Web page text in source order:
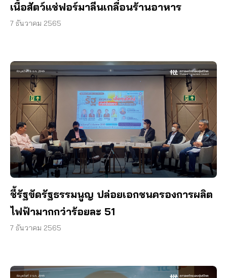
เนื้อสัตว์แช่ฟอร์มาลีนเกลื่อนร้านอาหาร
7 ธันวาคม 2565
ชี้รัฐขัดรัฐธรรมนูญ ปล่อยเอกชนครองการผลิต
ไฟฟ้ามากกว่าร้อยละ 51
7 ธันวาคม 2565